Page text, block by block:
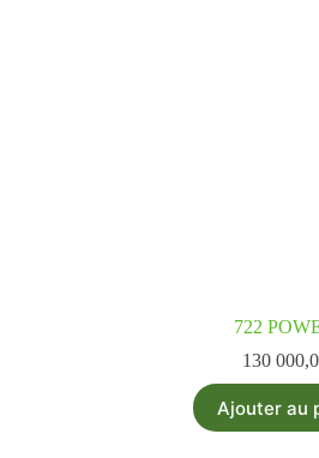
722
130
Ajouter au